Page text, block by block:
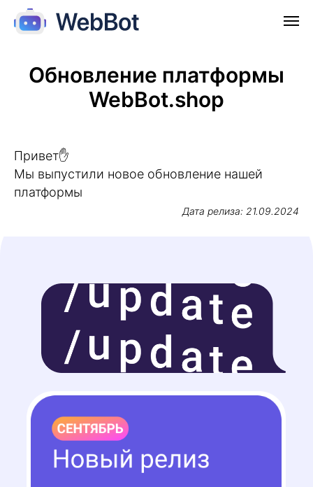
Обновление платформы
WebBot.shop
Привет✋
Мы выпустили новое обновление нашей
платформы
Дата релиза: 21.09.2024
Дополнили API
таблицы Excel